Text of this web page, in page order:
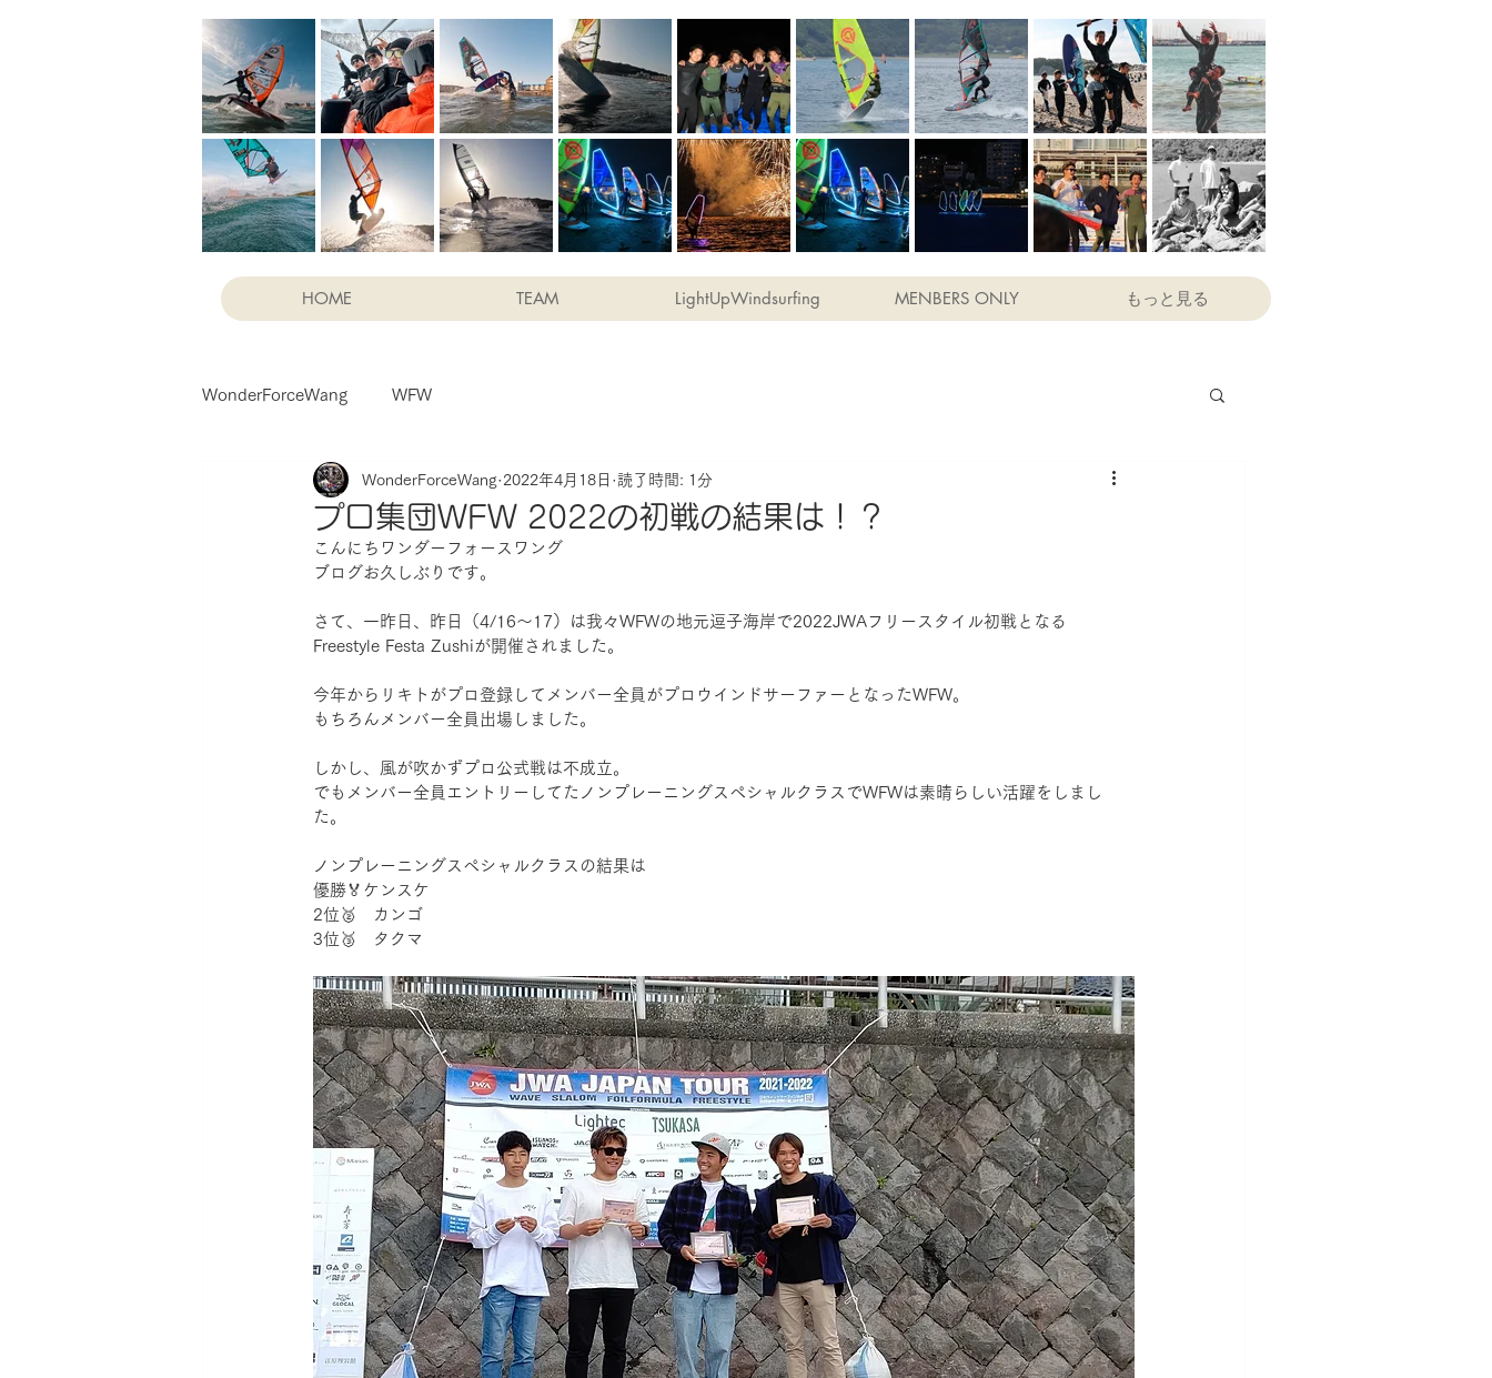
HOME TEAM LightUpWindsurfing MENBERS ONLY もっと見る
WonderForceWang WFW
プロ集団WFW 2022の初戦の結果は！？
WonderForceWang 2022年4月18日 読了時間: 1分
こんにちワンダーフォースワング
ブログお久しぶりです。
さて、一昨日、昨日（4/16〜17）は我々WFWの地元逗子海岸で2022JWAフリースタイル初戦となる
Freestyle Festa Zushiが開催されました。
今年からリキトがプロ登録してメンバー全員がプロウインドサーファーとなったWFW。
もちろんメンバー全員出場しました。
しかし、風が吹かずプロ公式戦は不成立。
でもメンバー全員エントリーしてたノンプレーニングスペシャルクラスでWFWは素晴らしい活躍をしまし
た。
ノンプレーニングスペシャルクラスの結果は
優勝🏅ケンスケ
2位🥈　カンゴ
3位🥉　タクマ